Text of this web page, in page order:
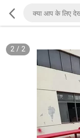
2/ 2